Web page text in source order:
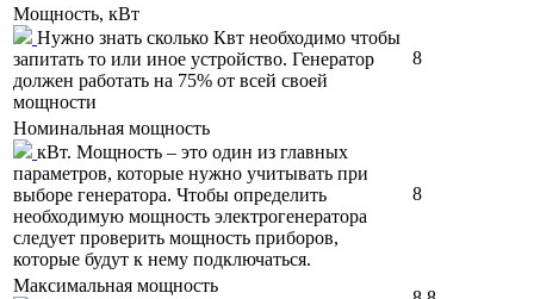
Мощность, кВт
Нужно знать сколько Квт необходимо чтобы
запитать то или иное устройство. Генератор
должен работать на 75% от всей своей
мощности
8
Номинальная мощность
кВт. Мощность – это один из главных
параметров, которые нужно учитывать при
выборе генератора. Чтобы определить
необходимую мощность электрогенератора
следует проверить мощность приборов,
которые будут к нему подключаться.
8
Максимальная мощность